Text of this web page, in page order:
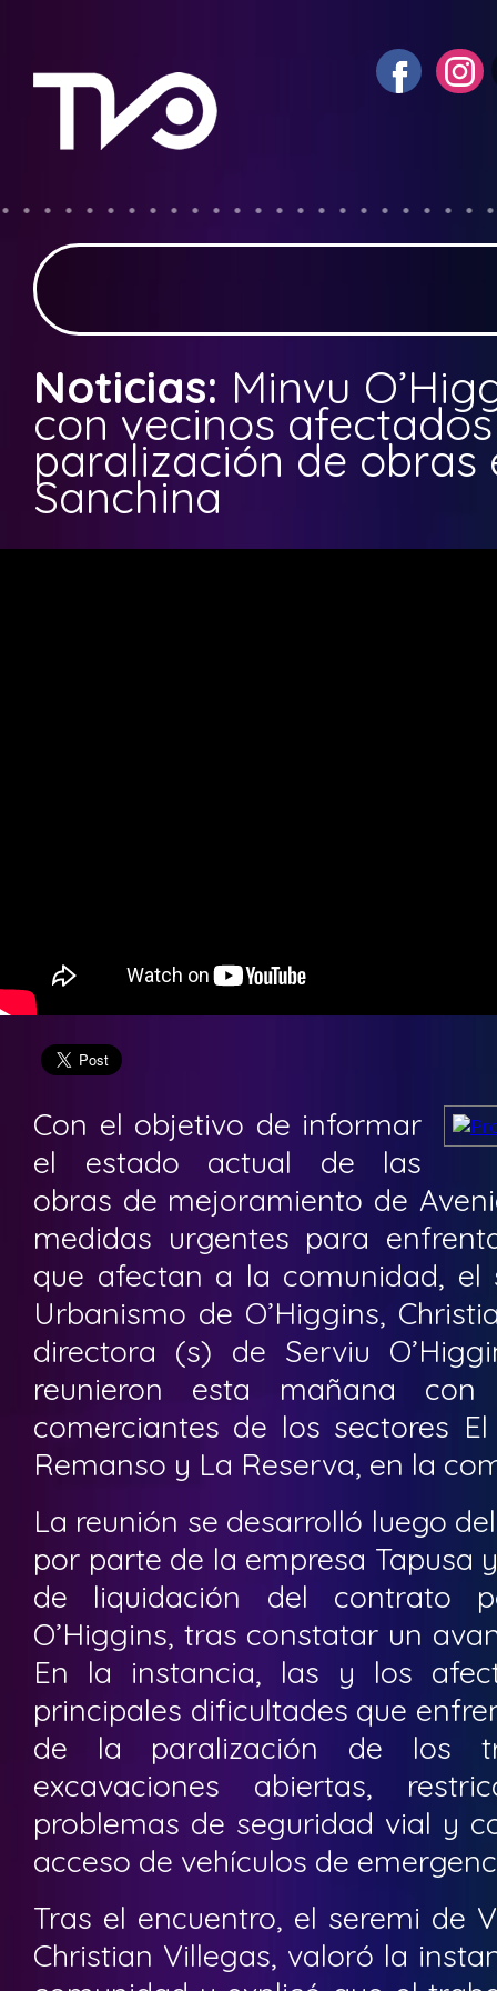
Noticias: Minvu
con vecinos
paralización de obras
Sanchina
Con el objetivo de informar
el estado actual de las
obras de mejoramiento de
medidas urgentes para
que afectan a la comunidad, el
Urbanismo de O’Higgins,
directora (s) de Serviu
reunieron esta mañana
comerciantes de los sectores
Remanso y La Reserva, en la
La reunión se desarrolló luego
por parte de la empresa Tapusa
de liquidación del contrato
O’Higgins, tras constatar un
En la instancia, las y los
principales dificultades que
de la paralización de los
excavaciones abiertas,
problemas de seguridad vial y
acceso de vehículos de
Tras el encuentro, el seremi de
Christian Villegas, valoró la